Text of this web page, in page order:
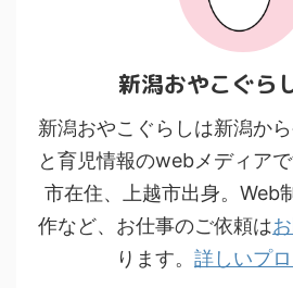
新潟おやこぐら
新潟おやこぐらしは新潟か
と育児情報のwebメディア
市在住、上越市出身。Web
作など、お仕事のご依頼は
ります。 詳しいプ